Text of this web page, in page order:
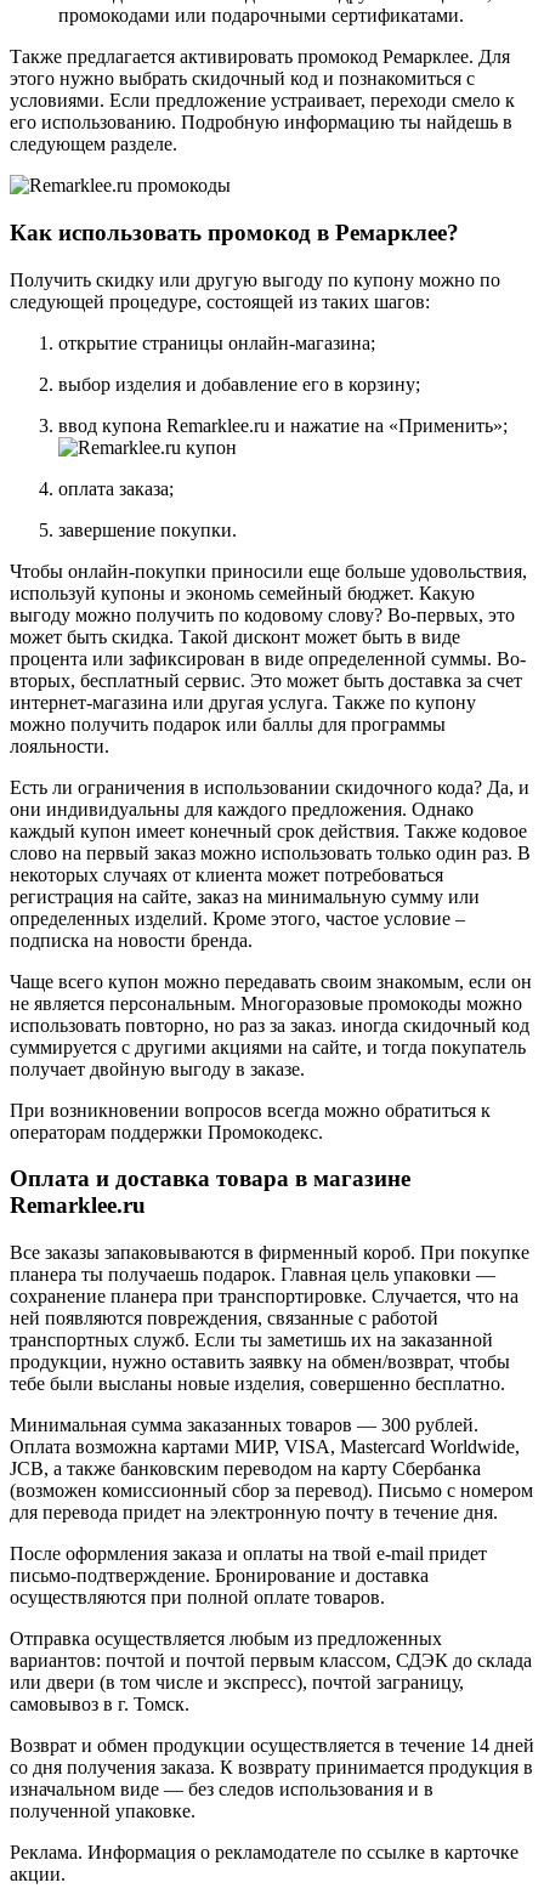
промокодами или подарочными сертификатами.
Также предлагается активировать промокод Ремарклее. Для
этого нужно выбрать скидочный код и познакомиться с
условиями. Если предложение устраивает, переходи смело к
его использованию. Подробную информацию ты найдешь в
следующем разделе.
Как использовать промокод в Ремарклее?
Получить скидку или другую выгоду по купону можно по
следующей процедуре, состоящей из таких шагов:
открытие страницы онлайн-магазина;
выбор изделия и добавление его в корзину;
ввод купона Remarklee.ru и нажатие на «Применить»;
оплата заказа;
завершение покупки.
Чтобы онлайн-покупки приносили еще больше удовольствия,
используй купоны и экономь семейный бюджет. Какую
выгоду можно получить по кодовому слову? Во-первых, это
может быть скидка. Такой дисконт может быть в виде
процента или зафиксирован в виде определенной суммы. Во-
вторых, бесплатный сервис. Это может быть доставка за счет
интернет-магазина или другая услуга. Также по купону
можно получить подарок или баллы для программы
лояльности.
Есть ли ограничения в использовании скидочного кода? Да, и
они индивидуальны для каждого предложения. Однако
каждый купон имеет конечный срок действия. Также кодовое
слово на первый заказ можно использовать только один раз. В
некоторых случаях от клиента может потребоваться
регистрация на сайте, заказ на минимальную сумму или
определенных изделий. Кроме этого, частое условие –
подписка на новости бренда.
Чаще всего купон можно передавать своим знакомым, если он
не является персональным. Многоразовые промокоды можно
использовать повторно, но раз за заказ. иногда скидочный код
суммируется с другими акциями на сайте, и тогда покупатель
получает двойную выгоду в заказе.
При возникновении вопросов всегда можно обратиться к
операторам поддержки Промокодекс.
Оплата и доставка товара в магазине
Remarklee.ru
Все заказы запаковываются в фирменный короб. При покупке
планера ты получаешь подарок. Главная цель упаковки —
сохранение планера при транспортировке. Случается, что на
ней появляются повреждения, связанные с работой
транспортных служб. Если ты заметишь их на заказанной
продукции, нужно оставить заявку на обмен/возврат, чтобы
тебе были высланы новые изделия, совершенно бесплатно.
Минимальная сумма заказанных товаров — 300 рублей.
Оплата возможна картами МИР, VISA, Mastercard Worldwide,
JCB, а также банковским переводом на карту Сбербанка
(возможен комиссионный сбор за перевод). Письмо с номером
для перевода придет на электронную почту в течение дня.
После оформления заказа и оплаты на твой e-mail придет
письмо-подтверждение. Бронирование и доставка
осуществляются при полной оплате товаров.
Отправка осуществляется любым из предложенных
вариантов: почтой и почтой первым классом, СДЭК до склада
или двери (в том числе и экспресс), почтой заграницу,
самовывоз в г. Томск.
Возврат и обмен продукции осуществляется в течение 14 дней
со дня получения заказа. К возврату принимается продукция в
изначальном виде — без следов использования и в
полученной упаковке.
Реклама. Информация о рекламодателе по ссылке в карточке
акции.